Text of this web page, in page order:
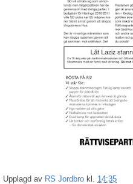
Upplagd av RS Jordbro kl. 14:35